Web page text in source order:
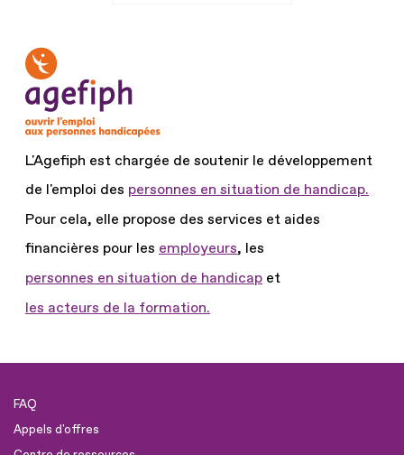
L'Agefiph est chargée de soutenir le développement
de l'emploi des personnes en situation de handicap.
Pour cela, elle propose des services et aides
financières pour les employeurs, les
personnes en situation de handicap et
les acteurs de la formation.
FAQ
Appels d'offres